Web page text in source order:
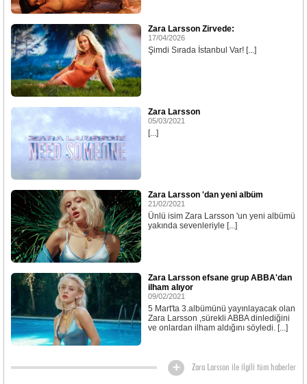
Zara Larsson Zirvede:
17/04/2026
Şimdi Sırada İstanbul Var! [...]
Zara Larsson
05/03/2021
[...]
Zara Larsson 'dan yeni albüm
21/02/2021
Ünlü isim Zara Larsson 'un yeni albümü
yakında sevenleriyle [...]
Zara Larsson efsane grup ABBA'dan
ilham alıyor
09/02/2021
5 Mart'ta 3.albümünü yayınlayacak olan
Zara Larsson ,sürekli ABBA dinlediğini
ve onlardan ilham aldığını söyledi. [...]
Zara Larsson ile ilgili tüm haberler